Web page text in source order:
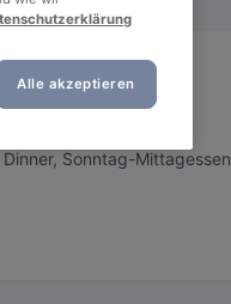
Sonntag-Mittagessen
Alle akzeptieren